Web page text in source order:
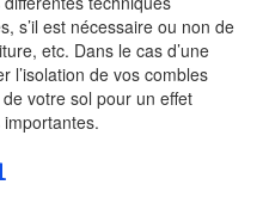
s’il est nécessaire ou non de
etc. Dans le cas d’une
l’isolation de vos combles
votre sol pour un effet